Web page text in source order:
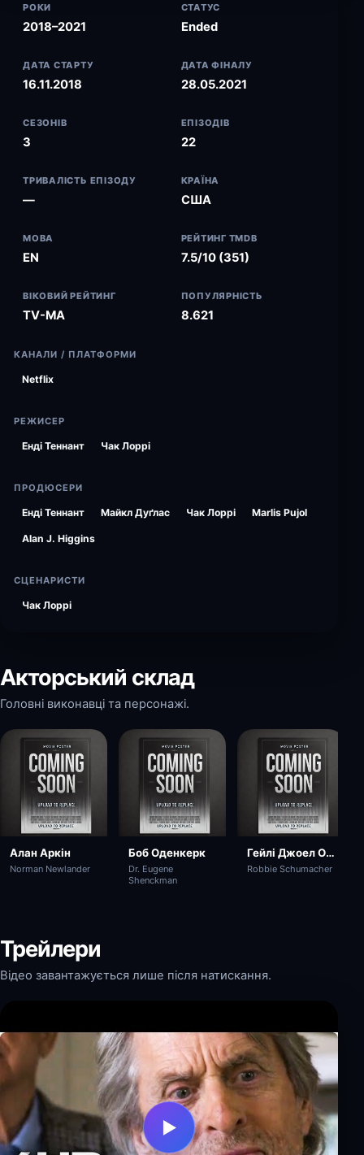
РОКИ
2018–2021
СТАТУС
Ended
ДАТА СТАРТУ
16.11.2018
ДАТА ФІНАЛУ
28.05.2021
СЕЗОНІВ
3
ЕПІЗОДІВ
22
ТРИВАЛІСТЬ ЕПІЗОДУ
—
КРАЇНА
США
МОВА
EN
РЕЙТИНГ TMDB
7.5/10 (351)
ВІКОВИЙ РЕЙТИНГ
TV-MA
ПОПУЛЯРНІСТЬ
8.621
КАНАЛИ / ПЛАТФОРМИ
Netflix
РЕЖИСЕР
Енді Теннант Чак Лоррі
ПРОДЮСЕРИ
Енді Теннант Майкл Дуґлас Чак Лоррі Marlis Pujol
Alan J. Higgins
СЦЕНАРИСТИ
Чак Лоррі
Акторський склад
Головні виконавці та персонажі.
Алан Аркін
Norman Newlander
Боб Оденкерк
Dr. Eugene
Shenckman
Гейлі Джоел Осмент
Robbie Schumacher
Трейлери
Відео завантажується лише після натискання.
▶